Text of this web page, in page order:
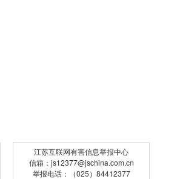
江苏互联网有害信息举报中心
信箱：js12377@jschina.com.cn
举报电话：（025）84412377